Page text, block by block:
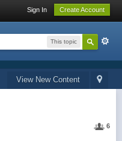
Sign In Create Account
This topic
View New Content
6